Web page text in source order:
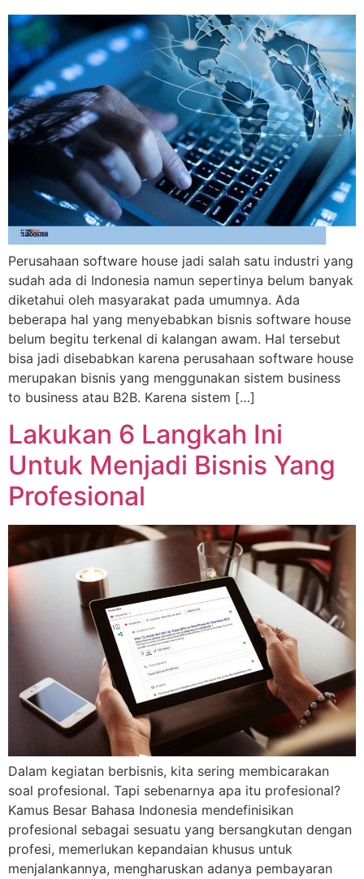
Perusahaan software house jadi salah satu industri yang
sudah ada di Indonesia namun sepertinya belum banyak
diketahui oleh masyarakat pada umumnya. Ada
beberapa hal yang menyebabkan bisnis software house
belum begitu terkenal di kalangan awam. Hal tersebut
bisa jadi disebabkan karena perusahaan software house
merupakan bisnis yang menggunakan sistem business
to business atau B2B. Karena sistem […]
Lakukan 6 Langkah Ini
Untuk Menjadi Bisnis Yang
Profesional
Dalam kegiatan berbisnis, kita sering membicarakan
soal profesional. Tapi sebenarnya apa itu profesional?
Kamus Besar Bahasa Indonesia mendefinisikan
profesional sebagai sesuatu yang bersangkutan dengan
profesi, memerlukan kepandaian khusus untuk
menjalankannya, mengharuskan adanya pembayaran